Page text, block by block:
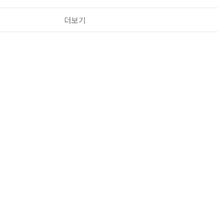
, 여행스케치, 드림뮤지컬, 노니, 정초롱,
더보기